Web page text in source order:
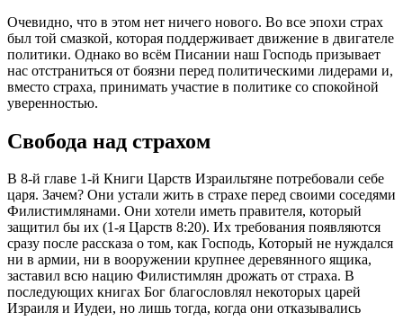
Очевидно, что в этом нет ничего нового. Во все эпохи страх
был той смазкой, которая поддерживает движение в двигателе
политики. Однако во всём Писании наш Господь призывает
нас отстраниться от боязни перед политическими лидерами и,
вместо страха, принимать участие в политике со спокойной
уверенностью.
Свобода над страхом
В 8-й главе 1-й Книги Царств Израильтяне потребовали себе
царя. Зачем? Они устали жить в страхе перед своими соседями
Филистимлянами. Они хотели иметь правителя, который
защитил бы их (1-я Царств 8:20). Их требования появляются
сразу после рассказа о том, как Господь, Который не нуждался
ни в армии, ни в вооружении крупнее деревянного ящика,
заставил всю нацию Филистимлян дрожать от страха. В
последующих книгах Бог благословлял некоторых царей
Израиля и Иудеи, но лишь тогда, когда они отказывались